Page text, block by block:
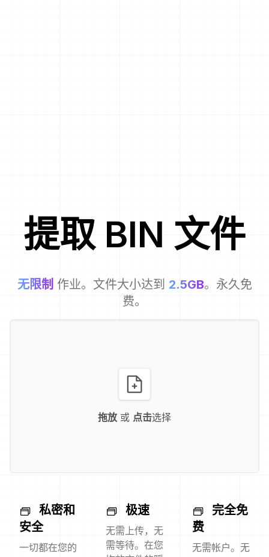
提取 BIN 文件
无限制 作业。文件大小达到 2.5GB。永久免
费。
拖放 或 点击选择
私密和
安全
一切都在您的
极速
无需上传，无
需等待。在您
完全免
费
无需帐户。无